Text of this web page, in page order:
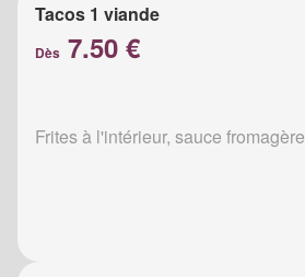
Tacos 1 viande
Dès 7.50 €
Frites à l'intérieur, sauce fromagère